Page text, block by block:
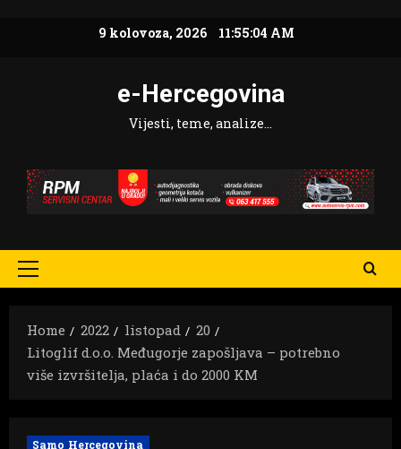
9 kolovoza, 2026 11:55:05 AM
e-Hercegovina
Vijesti, teme, analize…
Primary
Home
2022 listopad
20
Litoglif d.o.o. Međugorje zapošljava – potrebno
više izvršitelja, plaća i do 2000 KM
Samo Hercegovina